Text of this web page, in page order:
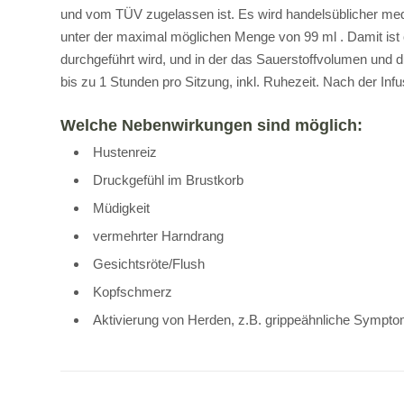
und vom TÜV zugelassen ist. Es wird handelsüblicher
unter der maximal möglichen Menge von 99 ml . Damit
durchgeführt wird, und in der das Sauerstoffvolumen
bis zu 1 Stunden pro Sitzung, inkl. Ruhezeit. Nach der
Welche Nebenwirkungen sind möglich:
Hustenreiz
Druckgefühl im Brustkorb
Müdigkeit
vermehrter Harndrang
Gesichtsröte/Flush
Kopfschmerz
Aktivierung von Herden, z.B. grippeähnliche